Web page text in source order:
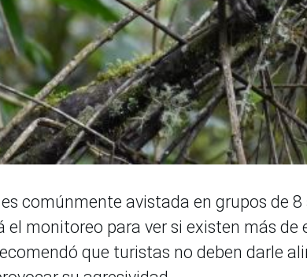
comúnmente avistada en grupos de
el monitoreo para ver si existen más de
que turistas no deben darle